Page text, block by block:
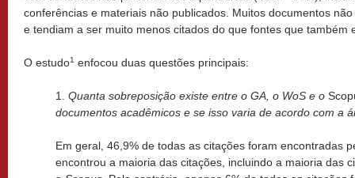
conferências e materiais não publicados. Muitos documentos
e tendiam a ser muito menos citados do que fontes que também
O estudo1 enfocou duas questões principais:
1. Quanta sobreposição existe entre o GA, o WoS e o
documentos acadêmicos e se isso varia de acordo com a
Em geral, 46,9% de todas as citações foram encontradas
encontrou a maioria das citações, incluindo a maioria das